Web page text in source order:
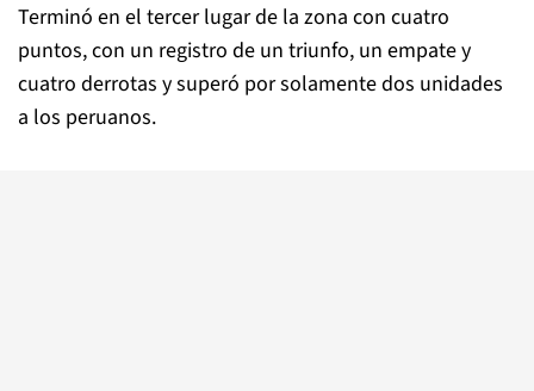
Terminó en el tercer lugar de la zona con cuatro
puntos, con un registro de un triunfo, un empate y
cuatro derrotas y superó por solamente dos unidades
a los peruanos.